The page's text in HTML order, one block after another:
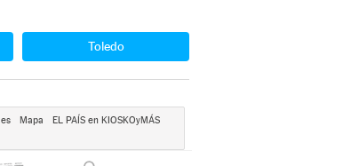
Toledo
Mapa
EL PAÍS en KIOSKOyMÁS